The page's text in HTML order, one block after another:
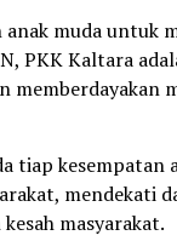
anak muda untuk
PKK Kaltara
memberdayakan
tiap kesempatan
mendekati
masyarakat.